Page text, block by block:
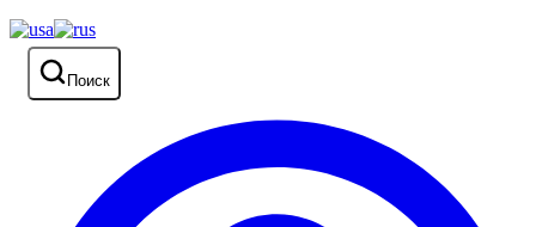
Поиск